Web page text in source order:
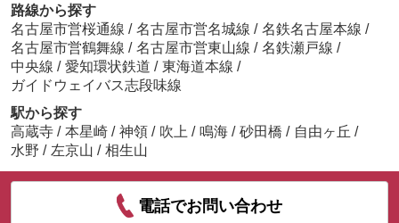
路線から探す
名古屋市営桜通線 / 名古屋市営名城線 / 名鉄名古屋本線 /
名古屋市営鶴舞線 / 名古屋市営東山線 / 名鉄瀬戸線 /
中央線 / 愛知環状鉄道 / 東海道本線 /
ガイドウェイバス志段味線
駅から探す
高蔵寺 / 本星崎 / 神領 / 吹上 / 鳴海 / 砂田橋 / 自由ヶ丘 /
水野 / 左京山 / 相生山
電話でお問い合わせ